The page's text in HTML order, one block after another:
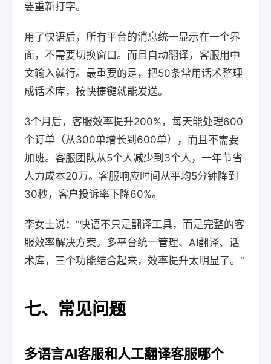
要重新打字。
用了快语后，所有平台的消息统一显示在一个界
面，不需要切换窗口。而且自动翻译，客服用中
文输入就行。最重要的是，把50条常用话术整理
成话术库，按快捷键就能发送。
3个月后，客服效率提升200%，每天能处理600
个订单（从300单增长到600单），而且不需要
加班。客服团队从5个人减少到3个人，一年节省
人力成本20万。客服响应时间从平均5分钟降到
30秒，客户投诉率下降60%。
李女士说："快语不只是翻译工具，而是完整的客
服效率解决方案。多平台统一管理、AI翻译、话
术库，三个功能结合起来，效率提升太明显了。"
七、常见问题
多语言AI客服和人工翻译客服哪个